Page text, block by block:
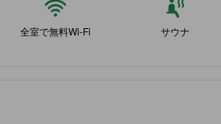
全室で無料Wi-Fi サウナ